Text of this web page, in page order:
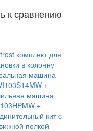
к сравнению
комплект для
в колонну
машина
+
машина
+
кит c
полкой